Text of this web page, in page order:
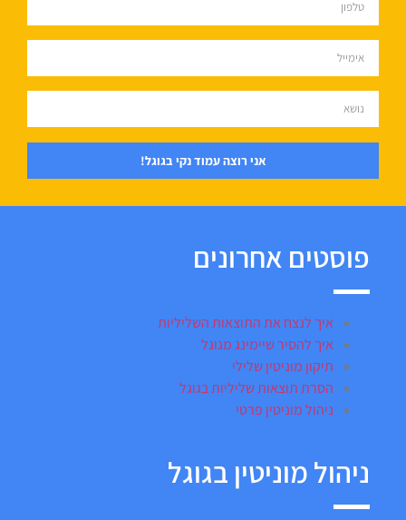
אני רוצה עמוד נקי בגוגל!
פוסטים אחרונים
איך לנצח את התוצאות השליליות
איך להסיר שיימינג מגוגל
תיקון מוניטין שלילי
הסרת תוצאות שליליות בגוגל
ניהול מוניטין פרטי
ניהול מוניטין בגוגל